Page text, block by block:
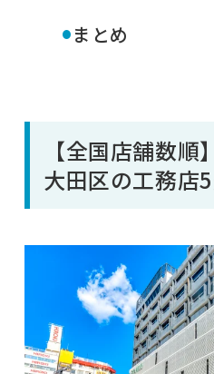
•まとめ
【全国店舗数
大田区の工務店